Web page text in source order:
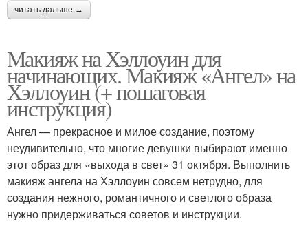
читать дальше →
Макияж на Хэллоуин для
начинающих. Макияж «Ангел» на
Хэллоуин (+ пошаговая
инструкция)
Ангел — прекрасное и милое создание, поэтому
неудивительно, что многие девушки выбирают именно
этот образ для «выхода в свет» 31 октября. Выполнить
макияж ангела на Хэллоуин совсем нетрудно, для
создания нежного, романтичного и светлого образа
нужно придерживаться советов и инструкции.